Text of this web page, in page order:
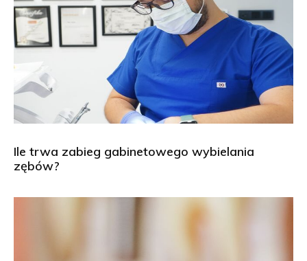
Ile trwa zabieg gabinetowego wybielania
zębów?